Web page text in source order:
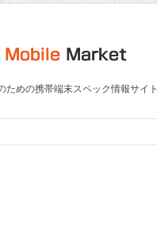
ための携帯端末スペック情報サイト